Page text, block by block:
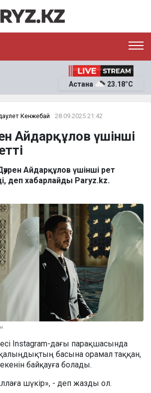
ЭКОНОМИКА
ОҚИҒА
News
Астана 23.18°C
Кенжебай 28.09.2025 21:42
Айдарқұлов үшінші
Айдарқұлов үшінші рет
деп хабарлайды Paryz.kz.
Instagram-дағы парақшасында
басына орамал таққан,
байқауға болады.
шүкір», - деп жазды ол.